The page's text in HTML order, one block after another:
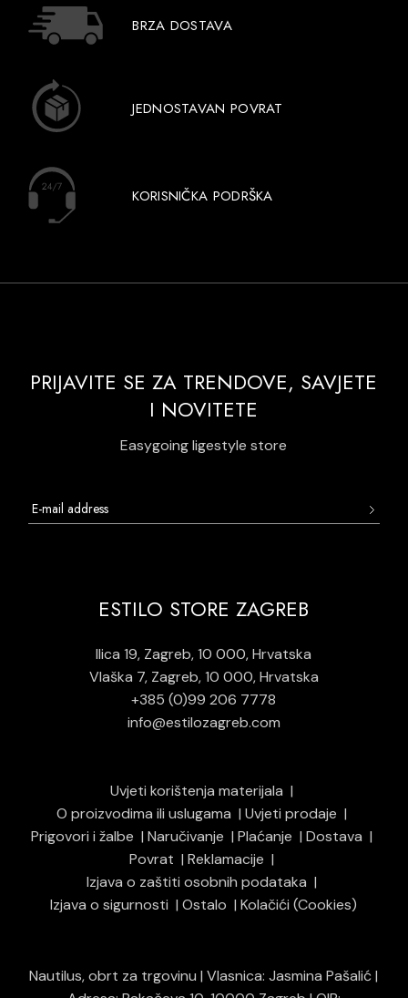
BRZA DOSTAVA
JEDNOSTAVAN POVRAT
KORISNIČKA PODRŠKA
PRIJAVITE SE ZA TRENDOVE, SAVJETE
I NOVITETE
Easygoing ligestyle store
ESTILO STORE ZAGREB
Ilica 19, Zagreb, 10 000, Hrvatska
Vlaška 7, Zagreb, 10 000, Hrvatska
+385 (0)99 206 7778
info@estilozagreb.com
Uvjeti korištenja materijala
O proizvodima ili uslugama
Uvjeti prodaje
Prigovori i žalbe
Naručivanje Plaćanje
Dostava
Povrat
Reklamacije
Izjava o zaštiti osobnih podataka
Izjava o sigurnosti
Ostalo Kolačići (Cookies)
Nautilus, obrt za trgovinu | Vlasnica: Jasmina Pašalić |